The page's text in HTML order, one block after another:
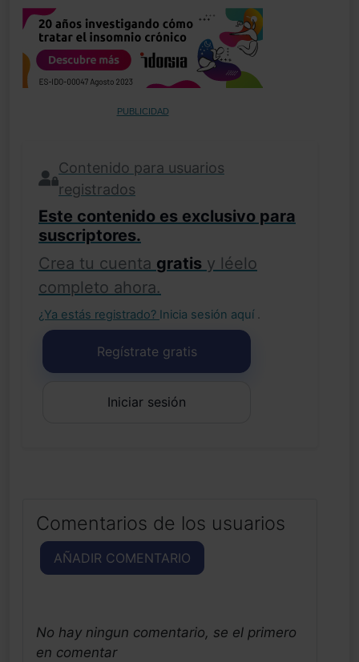
PUBLICIDAD
Contenido para usuarios
registrados
Este contenido es exclusivo para
suscriptores.
Crea tu cuenta gratis y léelo
completo ahora.
¿Ya estás registrado? Inicia sesión aquí .
Regístrate gratis
Iniciar sesión
Comentarios de los usuarios
AÑADIR COMENTARIO
No hay ningun comentario, se el primero
en comentar